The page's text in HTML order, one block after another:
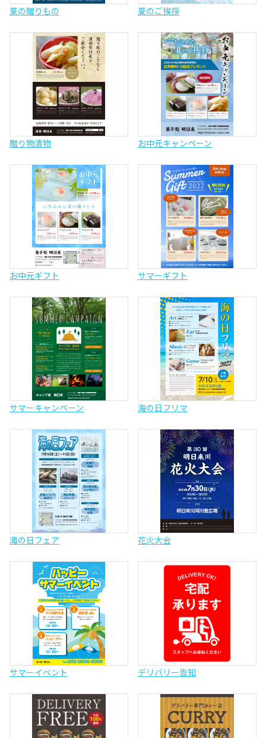
夏の贈りもの 夏のご挨拶
贈り物漬物 お中元キャンペーン
お中元ギフト サマーギフト
サマーキャンペーン 海の日フリマ
海の日フェア 花火大会
サマーイベント デリバリー告知